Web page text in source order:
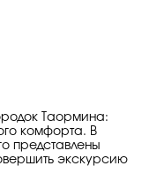
Таормина:
комфорта. В
представлены
экскурсию